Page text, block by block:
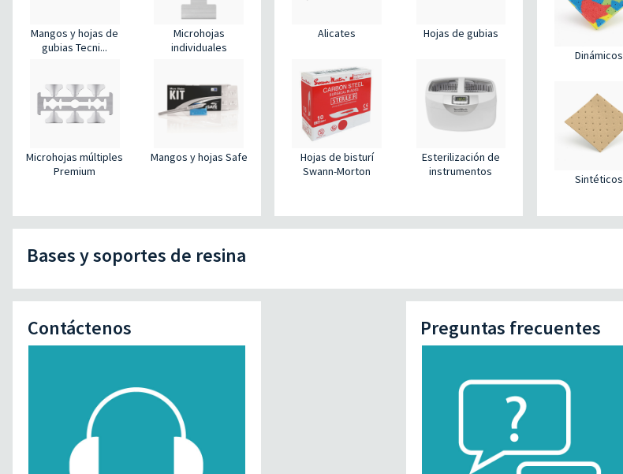
Mangos y hojas de
gubias Tecni...
Microhojas
individuales
Microhojas múltiples
Premium
Mangos y hojas Safe
Alicates Hojas de gubias
Hojas de bisturí
Swann-Morton
Esterilización de
instrumentos
Dinámicos
Sintéticos
Bases y soportes de resina
Contáctenos Preguntas frecuentes